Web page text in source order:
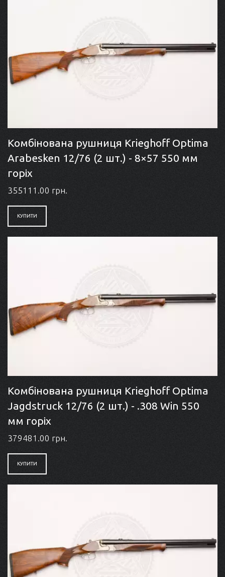
Комбінована рушниця Krieghoff Optima
Arabesken 12/76 (2 шт.) - 8×57 550 мм
горіх
355111.00 грн.
КУПИТИ
Комбінована рушниця Krieghoff Optima
Jagdstruck 12/76 (2 шт.) - .308 Win 550
мм горіх
379481.00 грн.
КУПИТИ